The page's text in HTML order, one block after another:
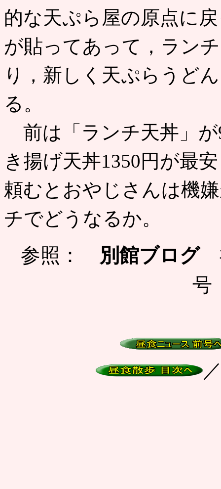
的な天ぷら屋の原点に
が貼ってあって，ラン
り，新しく天ぷらうど
る。
前は「ランチ天丼」が
き揚げ天丼1350円が最
頼むとおやじさんは機
チでどうなるか。
参照： 別館ブログ